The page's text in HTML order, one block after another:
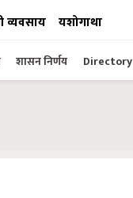
व्यवसाय यशोगाथा
शासन निर्णय Directory